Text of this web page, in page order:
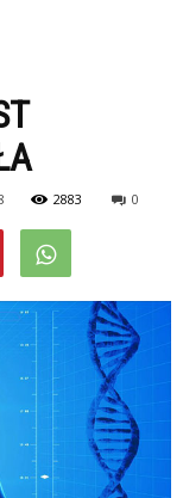
2883 0